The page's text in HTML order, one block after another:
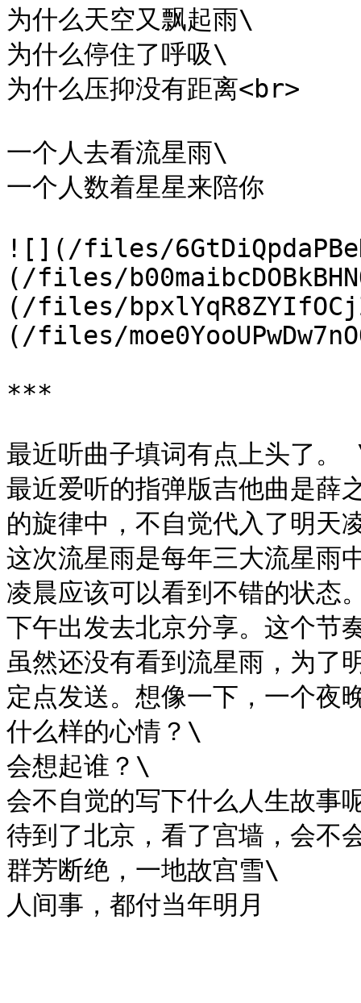
为什么天空又飘起雨\
为什么停住了呼吸\
为什么压抑没有距离<br>
一个人去看流星雨\
一个人数着星星来陪你
​![](/files/
(/files/
(/files/
(/files/
***
最近​听曲子填词有点上头了
最近爱听的指弹版吉他曲是薛
的旋律中，不自觉代入了明
这次流星雨是每年三大流星雨
凌晨应该可以看到不错的状态​
下午出发去北京​分享。这个
虽然还没有看到流星雨，为了
定点发送。想像一下，一个夜
什么样的心情​？\
会想起谁？\
会不自觉的​写下什么人生故
待到了北京，看了宫墙​，会
群芳断绝，一地故宫雪\